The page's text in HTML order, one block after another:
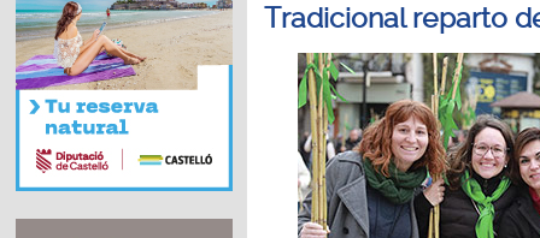
Tradicional reparto